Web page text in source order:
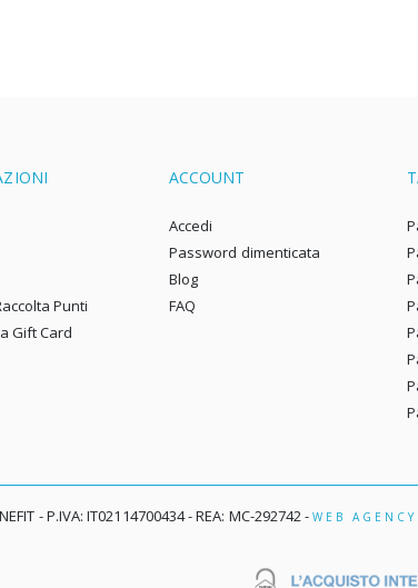
su di esso,
primi pannolini
Punti
Gift Card
ACCOUNT
Accedi
Password dimenticata
Blog
FAQ
- P.IVA: IT02114700434 - REA: MC-292742 -WEB AGENCY